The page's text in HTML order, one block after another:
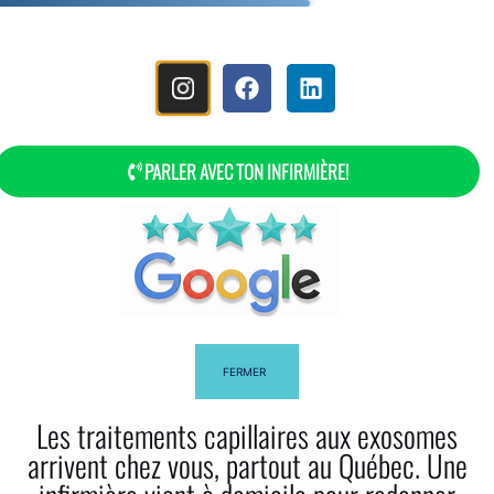
Nuestra Lista De Precios
PARLER AVEC TON INFIRMIÈRE!
FERMER
Les traitements capillaires aux exosomes
arrivent chez vous, partout au Québec. Une